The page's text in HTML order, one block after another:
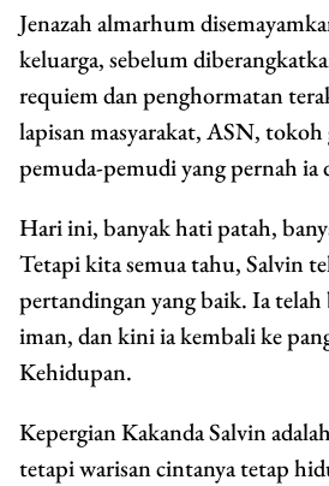
Jenazah almarhum
keluarga, sebelum
requiem dan penghormatan
lapisan masyarakat, ASN, tokoh
pemuda-pemudi yang pernah ia
Hari ini, banyak hati patah,
Tetapi kita semua tahu, Salvin
pertandingan yang baik. Ia telah
iman, dan kini ia kembali ke
Kehidupan.
Kepergian Kakanda Salvin
tetapi warisan cintanya tetap